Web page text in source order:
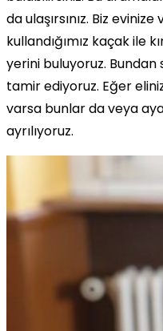
da ulaşırsınız. Biz
kullandığımız kaçak ile
yerini buluyoruz. Bundan
tamir ediyoruz. Eğer
varsa bunlar da veya
ayrılıyoruz.